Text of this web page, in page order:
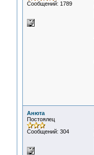
Сообщений: 1789
Анюта
Постоялец
Сообщений: 304